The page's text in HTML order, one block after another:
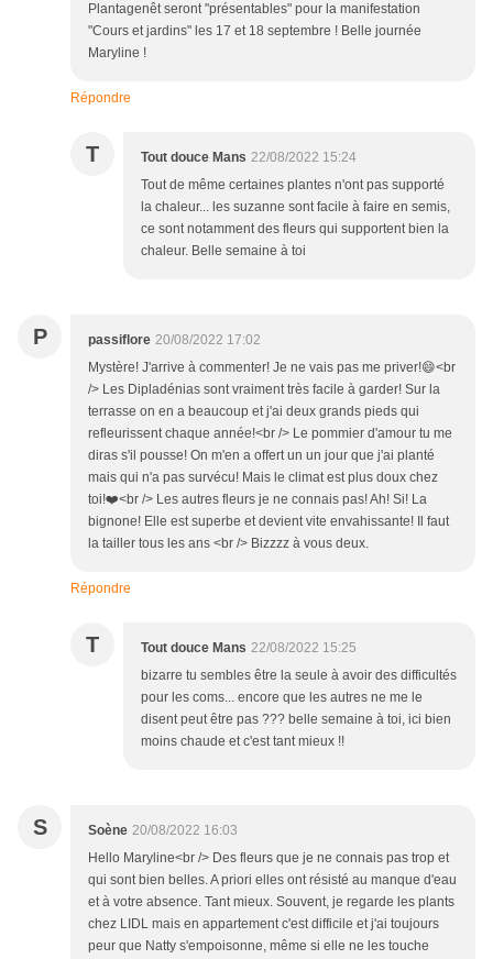
Plantagenêt seront "présentables" pour la manifestation
"Cours et jardins" les 17 et 18 septembre ! Belle journée
Maryline !
Répondre
T Tout douce Mans 22/08/2022 15:24
Tout de même certaines plantes n'ont pas supporté
la chaleur... les suzanne sont facile à faire en semis,
ce sont notamment des fleurs qui supportent bien la
chaleur. Belle semaine à toi
P passiflore 20/08/2022 17:02
Mystère! J'arrive à commenter! Je ne vais pas me priver!😄<br
/> Les Dipladénias sont vraiment très facile à garder! Sur la
terrasse on en a beaucoup et j'ai deux grands pieds qui
refleurissent chaque année!<br /> Le pommier d'amour tu me
diras s'il pousse! On m'en a offert un un jour que j'ai planté
mais qui n'a pas survécu! Mais le climat est plus doux chez
toi!❤️<br /> Les autres fleurs je ne connais pas! Ah! Si! La
bignone! Elle est superbe et devient vite envahissante! Il faut
la tailler tous les ans <br /> Bizzzz à vous deux.
Répondre
T Tout douce Mans 22/08/2022 15:25
bizarre tu sembles être la seule à avoir des difficultés
pour les coms... encore que les autres ne me le
disent peut être pas ??? belle semaine à toi, ici bien
moins chaude et c'est tant mieux !!
S Soène 20/08/2022 16:03
Hello Maryline<br /> Des fleurs que je ne connais pas trop et
qui sont bien belles. A priori elles ont résisté au manque d'eau
et à votre absence. Tant mieux. Souvent, je regarde les plants
chez LIDL mais en appartement c'est difficile et j'ai toujours
peur que Natty s'empoisonne, même si elle ne les touche